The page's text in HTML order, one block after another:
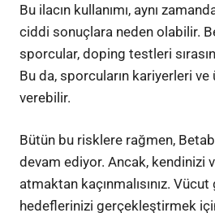
Bu ilacın kullanımı, aynı
ciddi sonuçlara neden olabilir.
sporcular, doping testleri
Bu da, sporcuların kariyerleri ve
verebilir.
Bütün bu risklere rağmen,
devam ediyor. Ancak, kendinizi
atmaktan kaçınmalısınız.
hedeflerinizi gerçekleştirmek